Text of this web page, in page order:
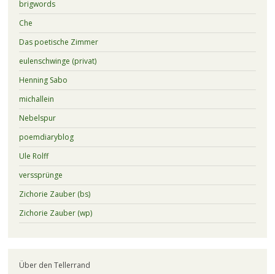
brigwords
Che
Das poetische Zimmer
eulenschwinge (privat)
Henning Sabo
michallein
Nebelspur
poemdiaryblog
Ule Rolff
verssprünge
Zichorie Zauber (bs)
Zichorie Zauber (wp)
Über den Tellerrand